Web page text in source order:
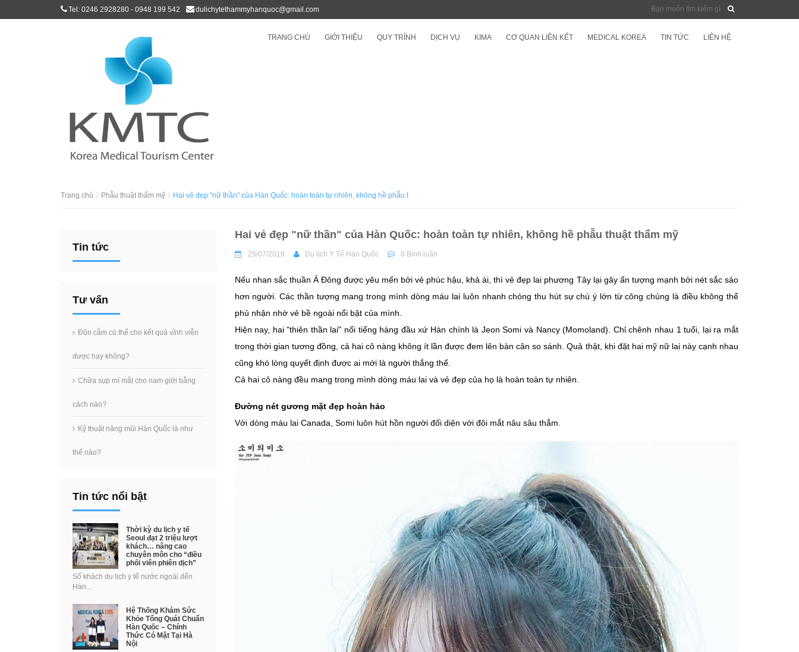
Tel: 0246 2928280 - 0948 199 542 dulichytethammyhanquoc@gmail.com
TRANG CHỦ GIỚI THIỆU QUY TRÌNH DỊCH VỤ KIMA CƠ QUAN LIÊN KẾT MEDICAL KOREA TIN TỨC LIÊN HỆ
Trang chủ Phẫu thuật thẩm mỹ Hai vẻ đẹp "nữ thần" của Hàn Quốc: hoàn toàn tự nhiên, không hề phẫu t
Tin tức
Tư vấn
Độn cằm có thể cho kết quả vĩnh viễn
được hay không?
Chữa sụp mí mắt cho nam giới bằng
cách nào?
Kỹ thuật nâng mũi Hàn Quốc là như
thế nào?
Tin tức nổi bật
Thời kỳ du lịch y tế
Seoul đạt 2 triệu lượt
khách… nâng cao
chuyên môn cho “điều
phối viên phiên dịch”
Số khách du lịch y tế nước ngoài đến
Hàn...
Hệ Thống Khám Sức
Khỏe Tổng Quát Chuẩn
Hàn Quốc – Chính
Thức Có Mặt Tại Hà
Nội
Hai vẻ đẹp "nữ thần" của Hàn Quốc: hoàn toàn tự nhiên, không hề phẫu thuật thẩm mỹ
25/07/2018 Du lịch Y Tế Hàn Quốc 0 Bình luận
Nếu nhan sắc thuần Á Đông được yêu mến bởi vẻ phúc hậu, khả ái, thì vẻ đẹp lai phương Tây lại gây ấn tượng mạnh bởi nét sắc sảo
hơn người. Các thần tượng mang trong mình dòng máu lai luôn nhanh chóng thu hút sự chú ý lớn từ công chúng là điều không thể
phủ nhận nhờ vẻ bề ngoài nổi bật của mình.
Hiện nay, hai "thiên thần lai" nổi tiếng hàng đầu xứ Hàn chính là Jeon Somi và Nancy (Momoland). Chỉ chênh nhau 1 tuổi, lại ra mắt
trong thời gian tương đồng, cả hai cô nàng không ít lần được đem lên bàn cân so sánh. Quả thật, khi đặt hai mỹ nữ lai này cạnh nhau
cũng khó lòng quyết định được ai mới là người thắng thế.
Cả hai cô nàng đều mang trong mình dòng máu lai và vẻ đẹp của họ là hoàn toàn tự nhiên.
Đường nét gương mặt đẹp hoàn hảo
Với dòng máu lai Canada, Somi luôn hút hồn người đối diện với đôi mắt nâu sâu thẳm.